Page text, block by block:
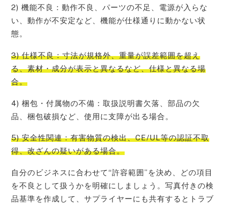
2) 機能不良：動作不良、パーツの不足、電源が入らな
い、動作が不安定など、機能が仕様通りに動かない状
態。
3) 仕様不良：寸法が規格外、重量が誤差範囲を超え
る、素材・成分が表示と異なるなど、仕様と異なる場
合。
4) 梱包・付属物の不備：取扱説明書欠落、部品の欠
品、梱包破損など、使用に支障が出る場合。
5) 安全性関連：有害物質の検出、CE/UL等の認証不取
得、改ざんの疑いがある場合。
自分のビジネスに合わせて“許容範囲”を決め、どの項目
を不良として扱うかを明確にしましょう。写真付きの検
品基準を作成して、サプライヤーにも共有するとトラブ